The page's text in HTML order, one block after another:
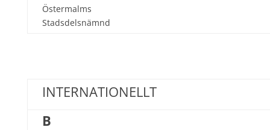
Östermalms
Stadsdelsnämnd
INTERNATIONELLT
B